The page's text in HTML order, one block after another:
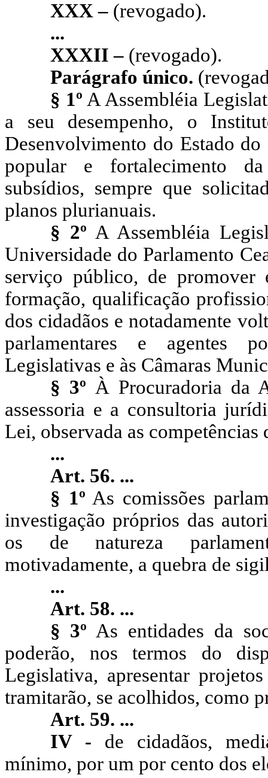
XXX –(revogado).
...
XXXII –(revogado).
Parágrafo único.
§ 1º A Assembléia
a seu desempenho, o
Desenvolvimento do Estado
popular e fortalecimento da
subsídios, sempre que
planos plurianuais.
§ 2º A Assembléia
Universidade do Parlamento
serviço público, de promover
formação, qualificação
dos cidadãos e notadamente
parlamentares e agentes
Legislativas e às Câmaras
§ 3º À Procuradoria da
assessoria e a consultoria
Lei, observada as
...
Art. 56. ...
§ 1º As comissões
investigação próprios das
os de natureza
motivadamente, a quebra de
...
Art. 58. ...
§ 3º As entidades da
poderão, nos termos do
Legislativa, apresentar
tramitarão, se acolhidos, como
Art. 59. ...
IV - de cidadãos,
mínimo, por um por cento dos